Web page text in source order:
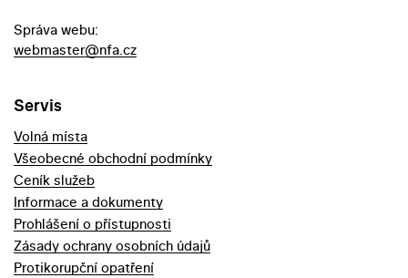
Správa webu:
webmaster@nfa.cz
Servis
Volná místa
Všeobecné obchodní podmínky
Ceník služeb
Informace a dokumenty
Prohlášení o přístupnosti
Zásady ochrany osobních údajů
Protikorupční opatření